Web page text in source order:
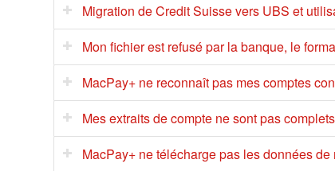
Migration de Credit Suisse vers UBS et
Mon fichier est refusé par la banque, le
MacPay+ ne reconnaît pas mes comptes
Mes extraits de compte ne sont pas complets
MacPay+ ne télécharge pas les données